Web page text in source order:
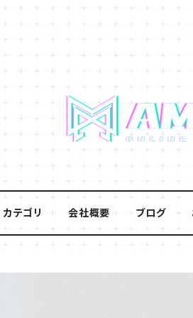
カテゴリ 会社概要 ブログ